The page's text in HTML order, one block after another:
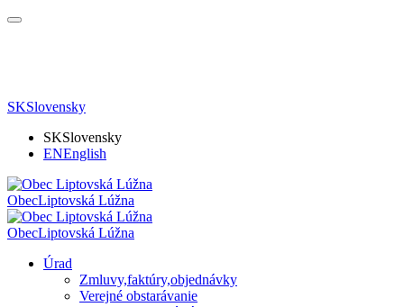
SKSlovensky
SKSlovensky
ENEnglish
ObecLiptovská Lúžna
ObecLiptovská Lúžna
Úrad
Zmluvy,faktúry,objednávky
Verejné obstarávanie